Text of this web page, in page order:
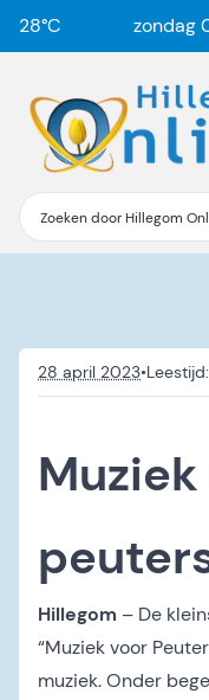
28°C zondag
28 april 2023•
Hillegom – De
“Muziek voor
muziek. Onder